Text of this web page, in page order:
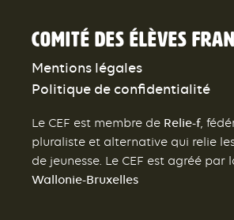
Comité des élèves
Mentions légales
Politique de confidentialité
Le CEF est membre de Relie-f ,
pluraliste et alternative qui relie
de jeunesse. Le CEF est agréé par
Wallonie-Bruxelles